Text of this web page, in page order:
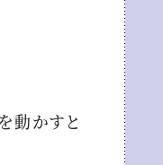
動かすと